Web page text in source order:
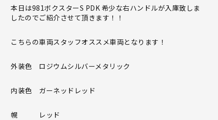
本日は981ボクスターS PDK 希少な右ハンドルが入庫致しま
したのでご紹介させて頂きます！！
こちらの車両スタッフオススメ車両となります！
外装色 ロジウムシルバーメタリック
内装色 ガーネッドレッド
幌 レッド